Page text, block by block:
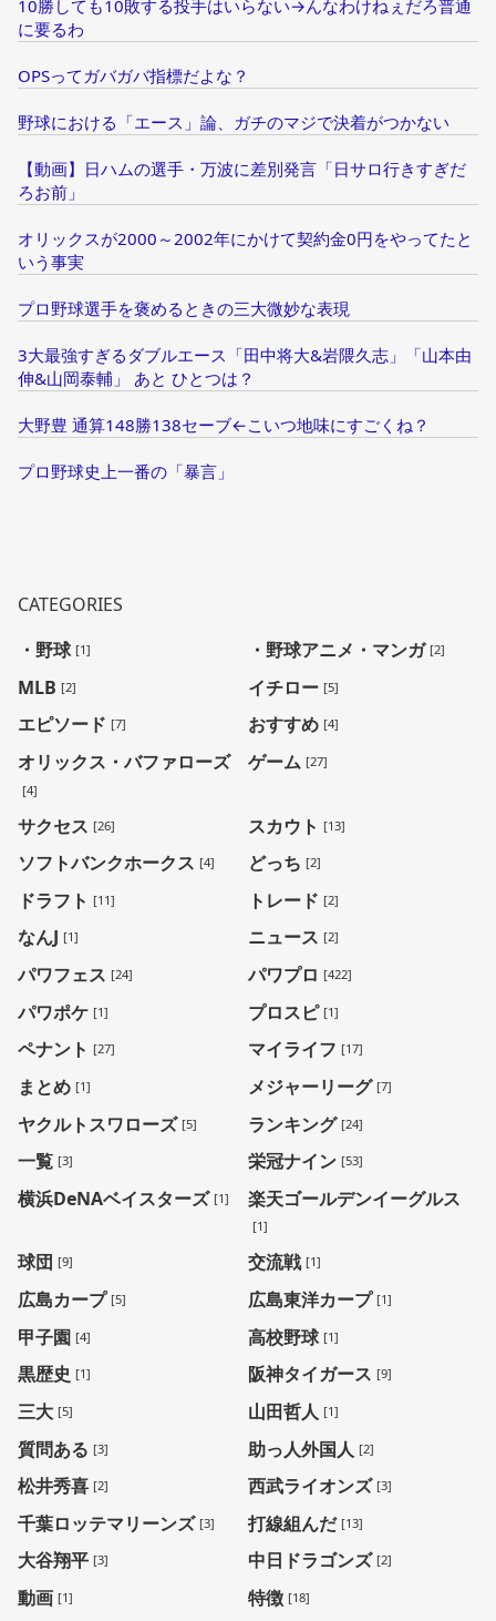
10勝しても10敗する投手はいらない→んなわけねぇだろ普通
に要るわ
OPSってガバガバ指標だよな？
野球における「エース」論、ガチのマジで決着がつかない
【動画】日ハムの選手・万波に差別発言「日サロ行きすぎだ
ろお前」
オリックスが2000～2002年にかけて契約金0円をやってたと
いう事実
プロ野球選手を褒めるときの三大微妙な表現
3大最強すぎるダブルエース「田中将大&岩隈久志」「山本由
伸&山岡泰輔」 あと ひとつは？
大野豊 通算148勝138セーブ←こいつ地味にすごくね？
プロ野球史上一番の「暴言」
CATEGORIES
・野球 [1] ・野球アニメ・マンガ [2]
MLB [2] イチロー [5]
エピソード [7] おすすめ [4]
オリックス・バファローズ
[4]
ゲーム [27]
サクセス [26] スカウト [13]
ソフトバンクホークス [4] どっち [2]
ドラフト [11] トレード [2]
なんJ [1] ニュース [2]
パワフェス [24] パワプロ [422]
パワポケ [1] プロスピ [1]
ペナント [27] マイライフ [17]
まとめ [1] メジャーリーグ [7]
ヤクルトスワローズ [5] ランキング [24]
一覧 [3] 栄冠ナイン [53]
横浜DeNAベイスターズ [1] 楽天ゴールデンイーグルス
[1]
球団 [9] 交流戦 [1]
広島カープ [5] 広島東洋カープ [1]
甲子園 [4] 高校野球 [1]
黒歴史 [1] 阪神タイガース [9]
三大 [5] 山田哲人 [1]
質問ある [3] 助っ人外国人 [2]
松井秀喜 [2] 西武ライオンズ [3]
千葉ロッテマリーンズ [3] 打線組んだ [13]
大谷翔平 [3] 中日ドラゴンズ [2]
動画 [1] 特徴 [18]